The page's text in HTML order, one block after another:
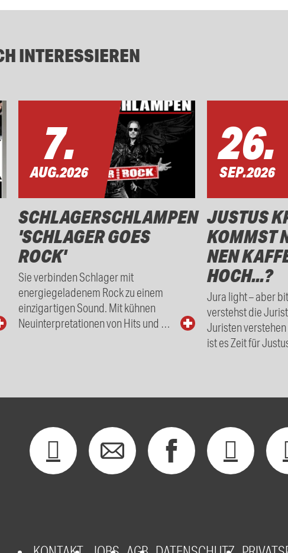
INTERESSIEREN
7.
AUG.2026
SCHLAGERSCHLAMPEN
'SCHLAGER GOES
ROCK'
Sie verbinden Schlager mit
energiegeladenem Rock zu einem
einzigartigen Sound. Mit kühnen
Neuinterpretationen von Hits und …
26.
SEP.2026
JUSTUS
KOMMST
NEN
HOCH...?
Jura light – aber
verstehst die
Juristen
ist es Zeit für